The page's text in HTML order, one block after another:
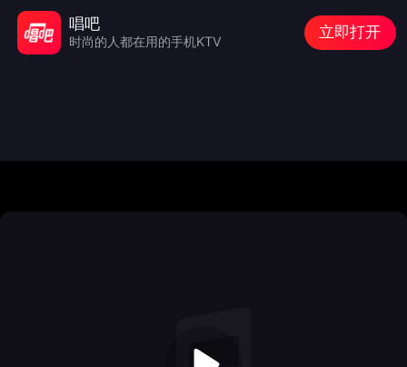
唱吧
时尚的人都在用的手机KTV
立即打开